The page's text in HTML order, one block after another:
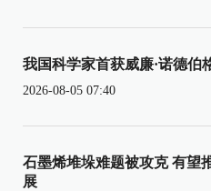
我国科学家首获威廉·诺德伯
2026-08-05 07:40
石墨烯堆垛难题被攻克 有望
展